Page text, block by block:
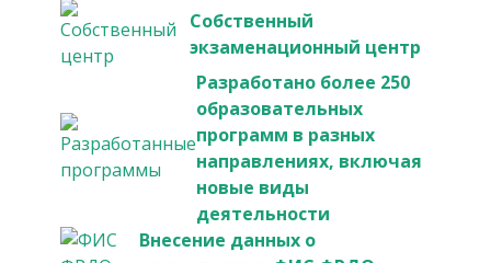
Собственный
экзаменационный центр
Разработано более 250
образовательных
программ в разных
направлениях, включая
новые виды
деятельности
Внесение данных о